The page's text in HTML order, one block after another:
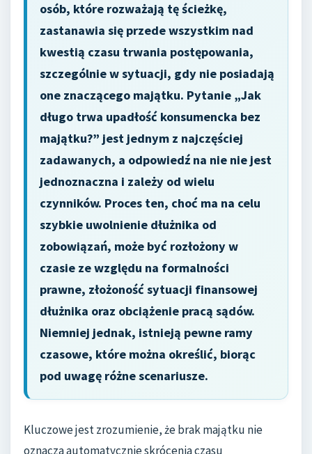
osób, które rozważają tę ścieżkę,
zastanawia się przede wszystkim nad
kwestią czasu trwania postępowania,
szczególnie w sytuacji, gdy nie posiadają
one znaczącego majątku. Pytanie „Jak
długo trwa upadłość konsumencka bez
majątku?” jest jednym z najczęściej
zadawanych, a odpowiedź na nie nie jest
jednoznaczna i zależy od wielu
czynników. Proces ten, choć ma na celu
szybkie uwolnienie dłużnika od
zobowiązań, może być rozłożony w
czasie ze względu na formalności
prawne, złożoność sytuacji finansowej
dłużnika oraz obciążenie pracą sądów.
Niemniej jednak, istnieją pewne ramy
czasowe, które można określić, biorąc
pod uwagę różne scenariusze.
Kluczowe jest zrozumienie, że brak majątku nie
oznacza automatycznie skrócenia czasu